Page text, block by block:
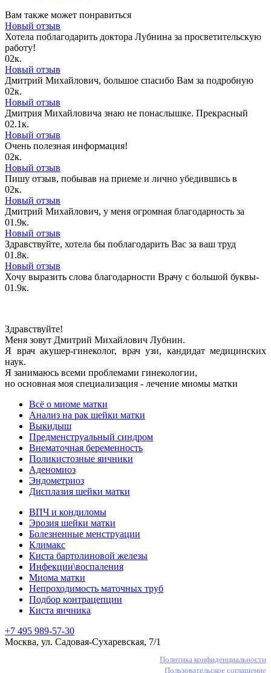
Вам также может понравиться
Новый отзыв
Хотела поблагодарить доктора Лубнина за просветительскую
работу!
02к.
Новый отзыв
Дмитрий Михайлович, большое спасибо Вам за подробную
02к.
Новый отзыв
Дмитрия Михайловича знаю не понаслышке. Прекрасный
02.1к.
Новый отзыв
Очень полезная информация!
02к.
Новый отзыв
Пишу отзыв, побывав на приеме и лично убедившись в
02к.
Новый отзыв
Дмитрий Михайлович, у меня огромная благодарность за
01.9к.
Новый отзыв
Здравствуйте, хотела бы поблагодарить Вас за ваш труд
01.8к.
Новый отзыв
Хочу выразить слова благодарности Врачу с большой буквы-
01.9к.
Здравствуйте!
Меня зовут Дмитрий Михайлович Лубнин.
Я врач акушер-гинеколог, врач узи, кандидат медицинских
наук.
Я занимаюсь всеми проблемами гинекологии,
но основная моя специализация - лечение миомы матки
Всё о миоме матки
Анализ на рак шейки матки
Выкидыш
Предменструальный синдром
Внематочная беременность
Поликистозные яичники
Аденомиоз
Эндометриоз
Дисплазия шейки матки
ВПЧ и кондиломы
Эрозия шейки матки
Болезненные менструации
Климакс
Киста бартолиновой железы
Инфекции\воспаления
Миома матки
Непроходимость маточных труб
Подбор контрацепции
Киста яичника
+7 495 989-57-30
Москва, ул. Садовая-Сухаревская, 7/1
Политика конфиденциальности
Пользовательское соглашение